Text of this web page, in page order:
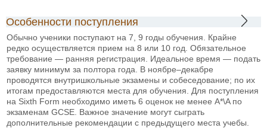
Особенности поступления
Обычно ученики поступают на 7, 9 годы обучения. Крайне
редко осуществляется прием на 8 или 10 год. Обязательное
требование — ранняя регистрация. Идеальное время — подать
заявку минимум за полтора года. В ноябре–декабре
проводятся внутришкольные экзамены и собеседование; по их
итогам предоставляются места для обучения. Для поступления
на Sixth Form необходимо иметь 6 оценок не менее A*\A по
экзаменам GCSE. Важное значение могут сыграть
дополнительные рекомендации с предыдущего места учебы.